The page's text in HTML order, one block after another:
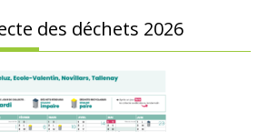
des déchets 2026